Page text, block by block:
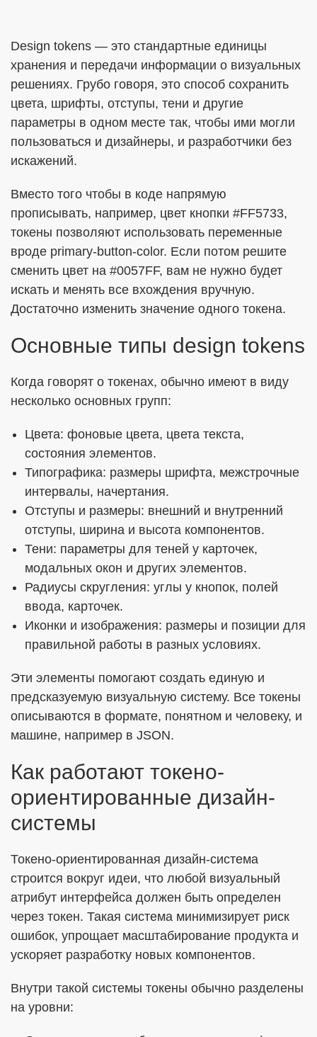
соответствии с установленной формой
Design tokens — это стандартные единицы
хранения и передачи информации о визуальных
решениях. Грубо говоря, это способ сохранить
цвета, шрифты, отступы, тени и другие
параметры в одном месте так, чтобы ими могли
пользоваться и дизайнеры, и разработчики без
искажений.
Вместо того чтобы в коде напрямую
прописывать, например, цвет кнопки #FF5733,
токены позволяют использовать переменные
вроде primary-button-color. Если потом решите
сменить цвет на #0057FF, вам не нужно будет
искать и менять все вхождения вручную.
Достаточно изменить значение одного токена.
Основные типы design tokens
Когда говорят о токенах, обычно имеют в виду
несколько основных групп:
Цвета: фоновые цвета, цвета текста,
состояния элементов.
Типографика: размеры шрифта, межстрочные
интервалы, начертания.
Отступы и размеры: внешний и внутренний
отступы, ширина и высота компонентов.
Тени: параметры для теней у карточек,
модальных окон и других элементов.
Радиусы скругления: углы у кнопок, полей
ввода, карточек.
Иконки и изображения: размеры и позиции для
правильной работы в разных условиях.
Эти элементы помогают создать единую и
предсказуемую визуальную систему. Все токены
описываются в формате, понятном и человеку, и
машине, например в JSON.
Как работают токено-
ориентированные дизайн-
системы
Токено-ориентированная дизайн-система
строится вокруг идеи, что любой визуальный
атрибут интерфейса должен быть определен
через токен. Такая система минимизирует риск
ошибок, упрощает масштабирование продукта и
ускоряет разработку новых компонентов.
Внутри такой системы токены обычно разделены
на уровни: